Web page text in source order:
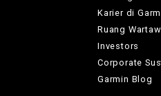
Karier di
Ruang
Investors
Corporate
Garmin Blog